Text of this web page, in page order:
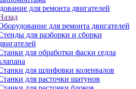
для ремонта двигателей
для ремонта двигателей
для разборки и сборки
для обработки фаски седла
для шлифовки коленвалов
для расточки шатунов